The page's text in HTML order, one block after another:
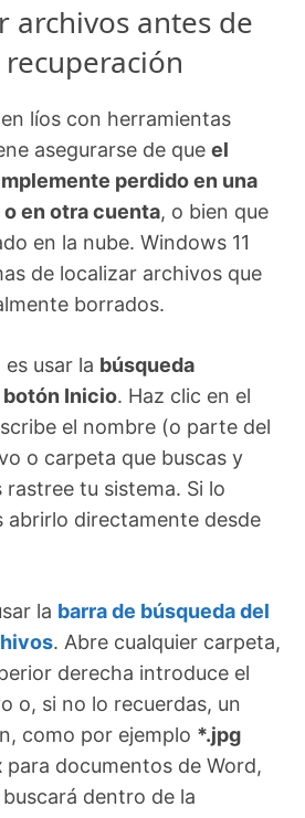
archivos antes de
líos con herramientas
asegurarse de que el
perdido en una
en otra cuenta, o bien que
en la nube. Windows 11
de localizar archivos que
borrados.
usar la búsqueda
Inicio. Haz clic en el
el nombre (o parte del
o carpeta que buscas y
rastree tu sistema. Si lo
abrirlo directamente desde
la barra de búsqueda del
. Abre cualquier carpeta,
derecha introduce el
o, si no lo recuerdas, un
como por ejemplo *.jpg
para documentos de Word,
dentro de la